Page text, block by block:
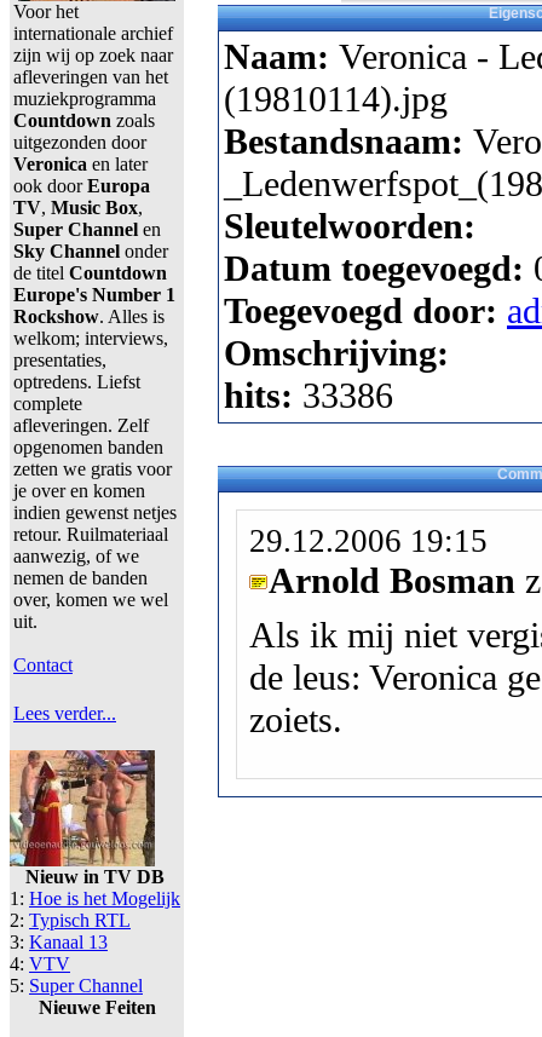
Voor het
internationale archief
zijn wij op zoek naar
afleveringen van het
muziekprogramma
Countdown zoals
uitgezonden door
Veronica en later
ook doorEuropa
TV, Music Box,
Super Channel en
Sky Channel onder
de titel Countdown
Europe's Number 1
Rockshow. Alles is
welkom; interviews,
presentaties,
optredens. Liefst
complete
afleveringen. Zelf
opgenomen banden
zetten we gratis voor
je over en komen
indien gewenst netjes
retour. Ruilmateriaal
aanwezig, of we
nemen de banden
over, komen we wel
uit.
Contact
Lees verder...
Nieuw in TV DB
1: Hoe is het Mogelijk
2: Typisch RTL
3: Kanaal 13
4: VTV
5: Super Channel
Nieuwe Feiten
Naam: Veronica -
(19810114).jpg
Bestandsnaam:
Sleutelwoorden:
Datum toegevoegd:
Toegevoegd door:
Omschrijving:
hits: 33386
29.12.2006 19:15
Arnold Bosman
Als ik mij niet
de leus: Veronica
zoiets.